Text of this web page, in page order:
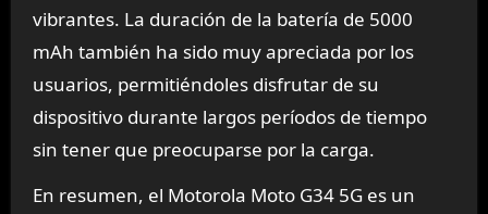
vibrantes. La duración de la batería de 5000
mAh también ha sido muy apreciada por los
usuarios, permitiéndoles disfrutar de su
dispositivo durante largos períodos de tiempo
sin tener que preocuparse por la carga.
En resumen, el Motorola Moto G34 5G es un